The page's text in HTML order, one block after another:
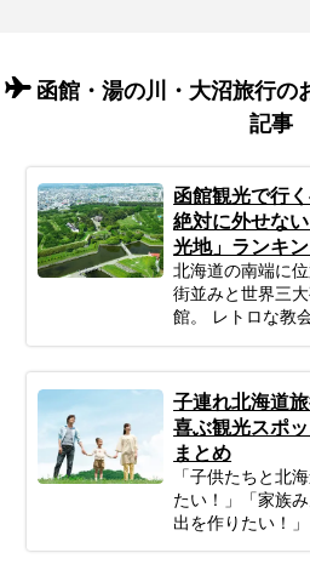
函館・湯の川・大沼旅行の
記事
函館観光で行
絶対に外せな
光地」ランキ
北海道の南端に
街並みと世界三
館。 レトロな教
腹を満たしてく
けれど、効率よ
い？」 そんなあ
のツアーコーデ
的別の函館おす
します。 ロマン
の贅沢グルメ、
広くピックアッ
子連れ北海道
喜ぶ観光スポ
まとめ
「子供たちと北
たい！」「家族
出を作りたい！